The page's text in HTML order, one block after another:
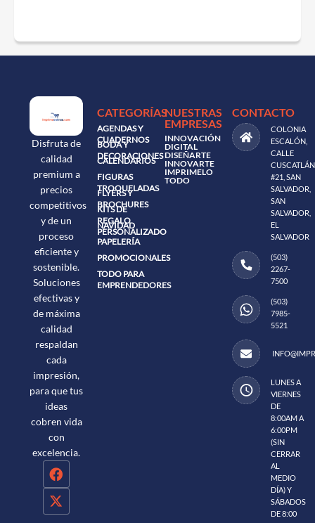
Disfruta de
calidad
premium a
precios
competitivos
y de un
proceso
eficiente y
sostenible.
Soluciones
efectivas y
de máxima
calidad
respaldan
cada
impresión,
para que tus
ideas
cobren vida
con
excelencia.
CATEGORÍAS
AGENDAS Y
CUADERNOS
BODA Y
DECORACIONES
CALENDARIOS
FIGURAS
TROQUELADAS
FLYERS Y
BROCHURES
KITS DE
REGALO
PERSONALIZADO
NAVIDAD
PAPELERÍA
PROMOCIONALES
TODO PARA
EMPRENDEDORES
NUESTRAS
EMPRESAS
INNOVACIÓN
DIGITAL
DISEÑARTE
INNOVARTE
IMPRIMELO
TODO
CONTACTO
COLONIA
ESCALÓN,
CALLE
CUSCATLÁN
#21, SAN
SALVADOR,
SAN
SALVADOR,
EL
SALVADOR
(503)
2267-
7500
(503)
7985-
5521
LUNES A
VIERNES
DE
8:00AM A
6:00PM
(SIN
CERRAR
AL
MEDIO
DÍA) Y
SÁBADOS
DE 8:00